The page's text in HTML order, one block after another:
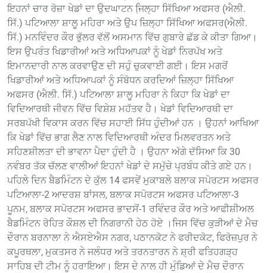
ਇਹਨਾਂ ਚਾਰ ਰੋਜ਼ਾ ਖੇਡਾਂ ਦਾ ਉਦਘਾਟਨ ਜਿ਼ਲ੍ਹਾ ਸਿੱਖਿਆ ਅਫਸਰ (ਐਲੀ.
ਸਿੱ.) ਪਟਿਆਲਾ ਸ਼ਾਲੂ ਮਹਿਰਾ ਅਤੇ ਉਪ ਜ਼ਿਲ੍ਹਾ ਸਿੱਖਿਆ ਅਫਸਰ(ਐਲੀ.
ਸਿੱ.) ਮਨਵਿੰਦਰ ਕੌਰ ਭੁੱਲਰ ਵੱਲੋਂ ਅਸਮਾਨ ਵਿੱਚ ਗੁਬਾਰੇ ਛੱਡ ਕੇ ਕੀਤਾ ਗਿਆ।
ਇਸ ਉਪਰੰਤ ਖਿਡਾਰੀਆਂ ਅਤੇ ਅਧਿਆਪਕਾਂ ਨੂੰ ਖੇਡਾਂ ਨਿਰਪੱਖ ਅਤੇ
ਇਮਾਨਦਾਰੀ ਨਾਲ ਕਰਵਾਉਣ ਦੀ ਸਹੁੰ ਚੁਕਵਾਈ ਗਈ। ਇਸ ਮਗਰੋਂ
ਖਿਡਾਰੀਆਂ ਅਤੇ ਅਧਿਆਪਕਾਂ ਨੂੰ ਸੰਬੋਧਨ ਕਰਦਿਆਂ ਜ਼ਿਲ੍ਹਾ ਸਿੱਖਿਆ
ਅਫਸਰ (ਐਲੀ. ਸਿੱ.) ਪਟਿਆਲਾ ਸ਼ਾਲੂ ਮਹਿਰਾ ਨੇ ਕਿਹਾ ਕਿ ਖੇਡਾਂ ਦਾ
ਵਿਦਿਆਰਥੀ ਜੀਵਨ ਵਿੱਚ ਵਿਸ਼ੇਸ਼ ਮਹੱਤਵ ਹੈ। ਖੇਡਾਂ ਵਿਦਿਆਰਥੀ ਦਾ
ਸਰਬਪੱਖੀ ਵਿਕਾਸ ਕਰਨ ਵਿੱਚ ਸਹਾਈ ਸਿੱਧ ਹੁੰਦੀਆਂ ਹਨ । ਉਹਨਾਂ ਆਖਿਆ
ਕਿ ਖੇਡਾਂ ਵਿੱਚ ਭਾਗ ਲੈਣ ਨਾਲ ਵਿਦਿਆਰਥੀ ਅੰਦਰ ਮਿਲਵਰਤਨ ਅਤੇ
ਸਹਿਣਸ਼ੀਲਤਾ ਦੀ ਭਾਵਨਾ ਪੈਦਾ ਹੁੰਦੀ ਹੈ । ਉਹਨਾ ਅੱਗੇ ਦੱਸਿਆ ਕਿ 30
ਨਵੰਬਰ ਤੱਕ ਚੱਲਣ ਵਾਲੀਆਂ ਇਹਨਾਂ ਖੇਡਾਂ ਦੇ ਸਮੁੱਚੇ ਪ੍ਰਬੰਧ ਕੀਤੇ ਗਏ ਹਨ।
ਪਹਿਲੇ ਦਿਨ ਬੈਡਮਿੰਟਨ ਦੇ ਕੁੱਲ 14 ਫਸਵੇਂ ਮੁਕਾਬਲੇ ਬਲਾਕ ਸਪੋਰਟਸ ਅਫਸਰ
ਪਟਿਆਲਾ-2 ਆਦਰਸ਼ ਬਾਂਸਲ, ਬਲਾਕ ਸਪੋਰਟਸ ਅਫਸਰ ਪਟਿਆਲਾ-3
ਪੂਨਮ, ਬਲਾਕ ਸਪੋਰਟਸ ਅਫਸਰ ਭਾਦਸੋਂ-1 ਰਵਿੰਦਰ ਕੌਰ ਅਤੇ ਆਫੀਸ਼ੀਅਲ
ਬੈਡਮਿੰਟਨ ਰੋਹਿਤ ਕੌਸ਼ਲ ਦੀ ਨਿਗਰਾਨੀ ਹੇਠ ਹੋਏ ।ਜਿਸ ਵਿੱਚ ਕੁੜੀਆਂ ਦੇ ਮੈਚ
ਦੌਰਾਨ ਬਰਨਾਲਾ ਨੇ ਐਸਏਐਸ ਨਗਰ, ਪਠਾਨਕੋਟ ਨੇ ਫਰੀਦਕੋਟ, ਫਿਰੋਜ਼ਪੁਰ ਨੇ
ਕਪੂਰਥਲਾ, ਮੁਕਤਸਰ ਨੇ ਜਲੰਧਰ ਅਤੇ ਤਰਨਤਾਰਨ ਨੇ ਸ਼੍ਰੀ ਫਤਿਹਗੜ੍ਹ
ਸਾਹਿਬ ਦੀ ਟੀਮ ਨੂੰ ਹਰਾਇਆ। ਇਸ ਦੇ ਨਾਲ ਹੀ ਮੁੰਡਿਆਂ ਦੇ ਮੈਚ ਦੌਰਾਨ